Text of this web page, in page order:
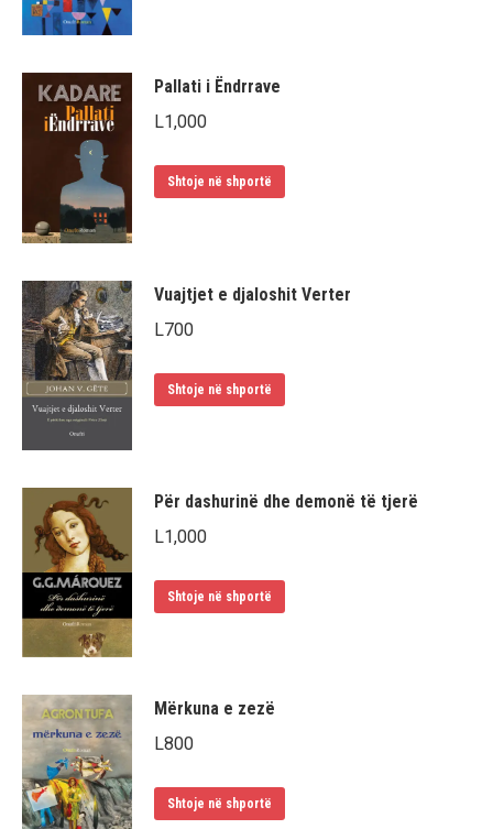
Pallati i Ëndrrave
L1,000
Shtoje në shportë
Vuajtjet e djaloshit Verter
L700
Shtoje në shportë
Për dashurinë dhe demonë të tjerë
L1,000
Shtoje në shportë
Mërkuna e zezë
L800
Shtoje në shportë